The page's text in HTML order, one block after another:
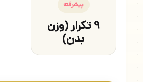
پیشرفته
۹ تکرار (وزن
بدن)